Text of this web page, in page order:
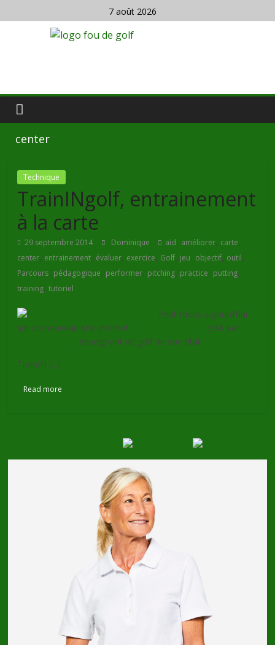
7 août 2026
center
Technique
TrainINgolf, entrainement
à la carte
29 septembre 2014 Dominique aid, améliorer, carte,
center, entrainement, évaluer, exercice, Golf, jeu, objectif, outil,
Parcours, pédagogique, performer, pitching, practice, putting,
training,tutoriel
Petit focus aujourd’hui
sur un nouveau site Internet,
, créé par
, enseignant de golf de son état.
TrainIN [...]
Read more